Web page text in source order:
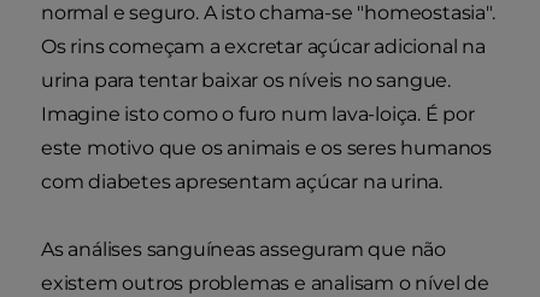
normal e seguro. A isto chama-se "homeostasia".
Os rins começam a excretar açúcar adicional na
urina para tentar baixar os níveis no sangue.
Imagine isto como o furo num lava-loiça. É por
este motivo que os animais e os seres humanos
com diabetes apresentam açúcar na urina.
As análises sanguíneas asseguram que não
existem outros problemas e analisam o nível de